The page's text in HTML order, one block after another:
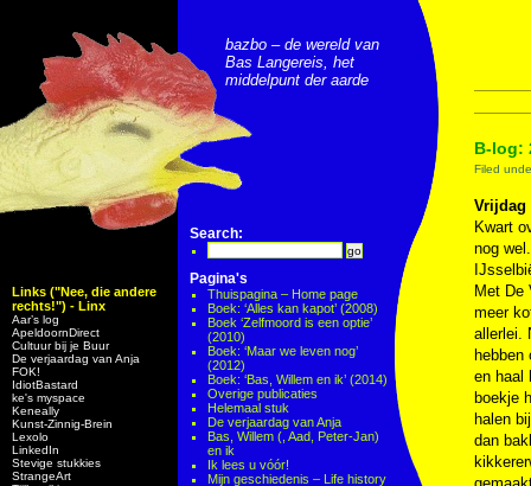
Links ("Nee, die andere
rechts!") - Linx
Aar’s log
ApeldoornDirect
Cultuur bij je Buur
De verjaardag van Anja
FOK!
IdiotBastard
ke's myspace
Keneally
Kunst-Zinnig-Brein
Lexolo
LinkedIn
Stevige stukkies
StrangeArt
bazbo – de wereld van
Bas Langereis, het
middelpunt der aarde
Search:
Pagina's
Thuispagina – Home page
Boek: ‘Alles kan kapot’ (2008)
Boek ‘Zelfmoord is een optie’
(2010)
Boek: ‘Maar we leven nog’
(2012)
Boek: ‘Bas, Willem en ik’ (2014)
Overige publicaties
Helemaal stuk
De verjaardag van Anja
Bas, Willem (, Aad, Peter-Jan)
en ik
Ik lees u vóór!
Mijn geschiedenis – Life history
B-log:
Filed
Vrijdag
Kwart
nog
Met De
meer
allerlei.
hebben
en haal
boekje
halen
dan